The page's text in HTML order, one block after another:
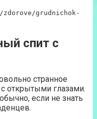
grudnichok-
спит с
странное
открытыми глазами.
если не знать